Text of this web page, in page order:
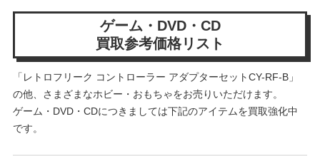
ゲーム・DVD・CD
買取参考価格リスト
「レトロフリーク コントローラー アダプターセットCY-RF-B」
の他、さまざまなホビー・おもちゃをお売りいただけます。
ゲーム・DVD・CDにつきましては下記のアイテムを買取強化中
です。